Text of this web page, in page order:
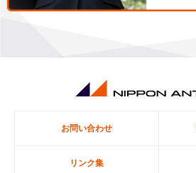
お問い合わせ
リンク集